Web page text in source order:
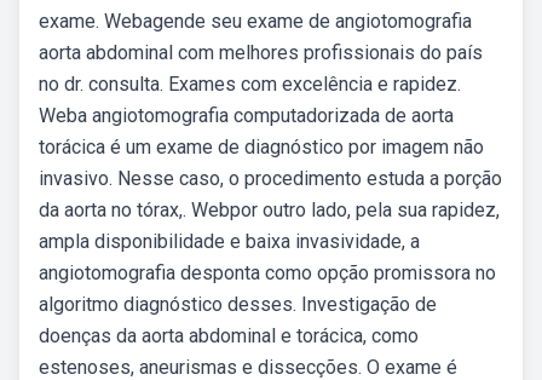
exame. Webagende seu exame de angiotomografia
aorta abdominal com melhores profissionais do país
no dr. consulta. Exames com excelência e rapidez.
Weba angiotomografia computadorizada de aorta
torácica é um exame de diagnóstico por imagem não
invasivo. Nesse caso, o procedimento estuda a porção
da aorta no tórax,. Webpor outro lado, pela sua rapidez,
ampla disponibilidade e baixa invasividade, a
angiotomografia desponta como opção promissora no
algoritmo diagnóstico desses. Investigação de
doenças da aorta abdominal e torácica, como
estenoses, aneurismas e dissecções. O exame é